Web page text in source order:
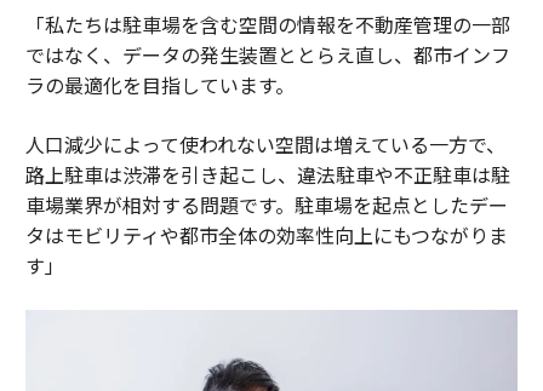
「私たちは駐車場を含む空間の情報を不動産管理の一部
ではなく、データの発生装置ととらえ直し、都市インフ
ラの最適化を目指しています。
人口減少によって使われない空間は増えている一方で、
路上駐車は渋滞を引き起こし、違法駐車や不正駐車は駐
車場業界が相対する問題です。駐車場を起点としたデー
タはモビリティや都市全体の効率性向上にもつながりま
す」